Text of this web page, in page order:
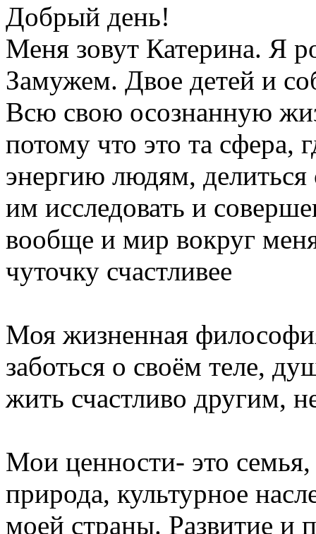
Добрый день!
Меня зовут Катерина. Я
Замужем. Двое детей и
Всю свою осознанную
потому что это та сфера,
энергию людям,
им исследовать и
вообще и мир вокруг
чуточку счастливее
Моя жизненная
заботься о своём теле,
жить счастливо другим,
Мои ценности- это
природа, культурное
моей страны. Развитие и